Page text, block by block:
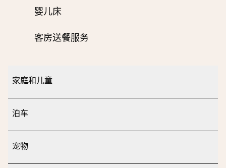
婴儿床
客房送餐服务
家庭和儿童
泊车
宠物